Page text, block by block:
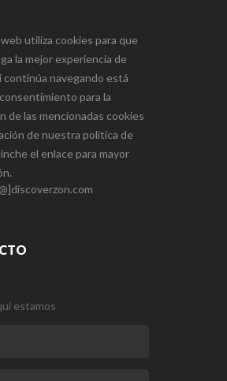
utiliza cookies para que
la mejor experiencia de
continúa navegando está
para la
de las mencionadas cookies
de nuestra política de
el enlace para mayor
estamos